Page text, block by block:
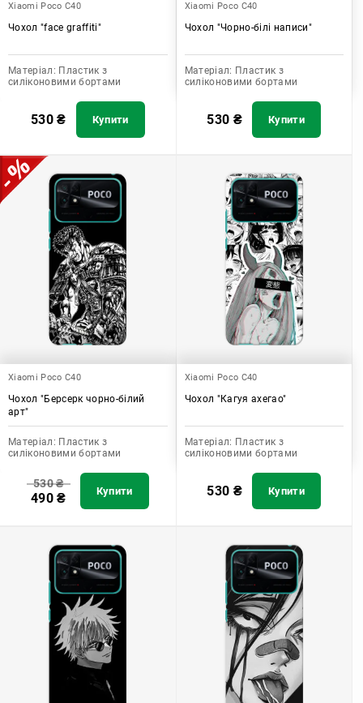
Xiaomi Poco C40
Чохол "face graffiti"
Матеріал: Пластик з
силіконовими бортами
530₴ Купити
Xiaomi Poco C40
Чохол "Чорно-білі написи"
Матеріал: Пластик з
силіконовими бортами
530 ₴ Купити
Xiaomi Poco C40
Чохол "Берсерк чорно-білий
арт"
Матеріал: Пластик з
силіконовими бортами
530₴
490₴ Купити
Xiaomi Poco C40
Чохол "Кагуя ахегао"
Матеріал: Пластик з
силіконовими бортами
530 ₴ Купити